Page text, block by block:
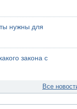
нужны для
закона с
Все